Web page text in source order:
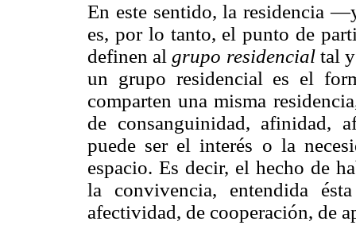
En este sentido, la residencia
es, por lo tanto, el punto de
definen algrupo residencialtal y
un grupo residencial es el
comparten una misma
de consanguinidad, afinidad,
puede ser el interés o la
espacio. Es decir, el hecho de
la convivencia, entendida
afectividad, de cooperación, de